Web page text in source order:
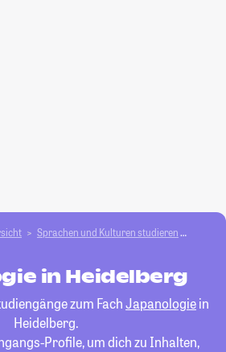
Sprachen und Kulturen studieren
in Heidelberg
zum FachJapanologiein
Heidelberg.
Profile, um dich zu Inhalten,